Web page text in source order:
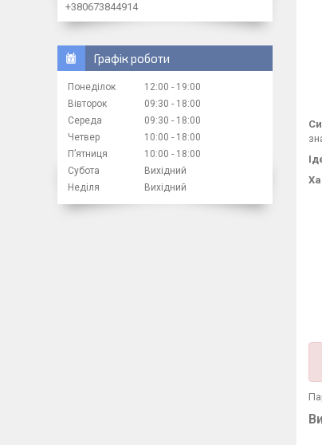
+380673844914
Графік роботи
Понеділок 12:00
19:00
Вівторок
09:30
18:00
Середа
09:30
18:00
Четвер
10:00
18:00
Пʼятниця
10:00
18:00
Субота
Вихідний
Неділя
Вихідний